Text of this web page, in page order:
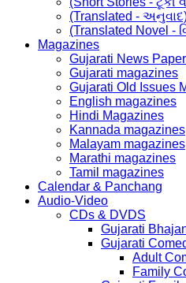
(Translated -
(Translated Novel -
Magazines
Gujarati News
Gujarati magazines
Gujarati Old Issues
English magazines
Hindi Magazines
Kannada magazines
Malayam magazines
Marathi magazines
Tamil magazines
Calendar & Panchang
Audio-Video
CDs & DVDS
Gujarati
Gujarati
Adult
Family